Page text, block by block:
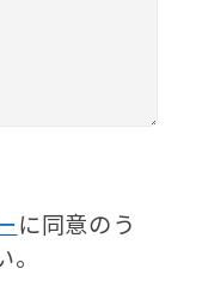
に同意のう